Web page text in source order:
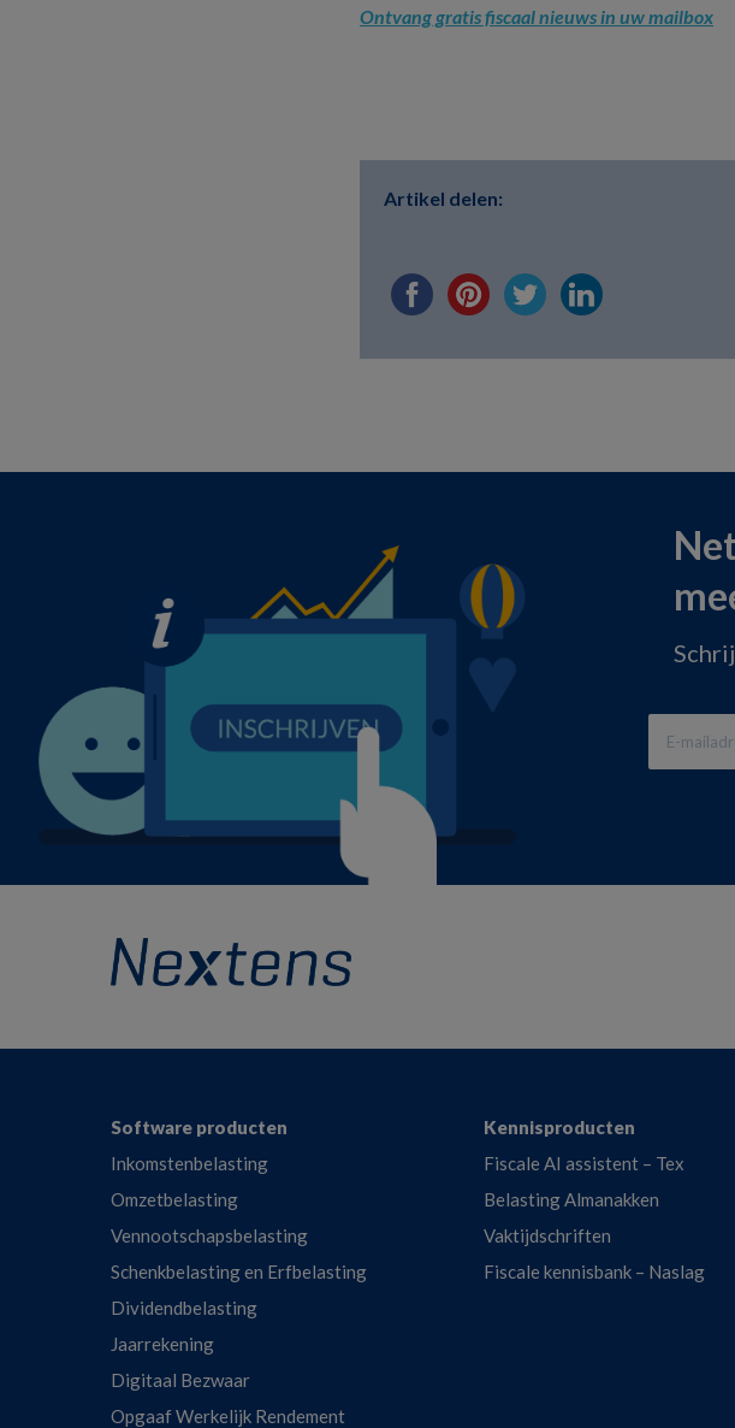
Ontvang gratis fiscaal nieuws in uw mailbox
Artikel delen:
FooterSoftware producten
Inkomstenbelasting
Omzetbelasting
Vennootschapsbelasting
Schenkbelasting en Erfbelasting
Dividendbelasting
Jaarrekening
Digitaal Bezwaar
Opgaaf Werkelijk Rendement
Kennisproducten
Fiscale AI assistent – Tex
Belasting Almanakken
Vaktijdschriften
Fiscale kennisbank – Naslag